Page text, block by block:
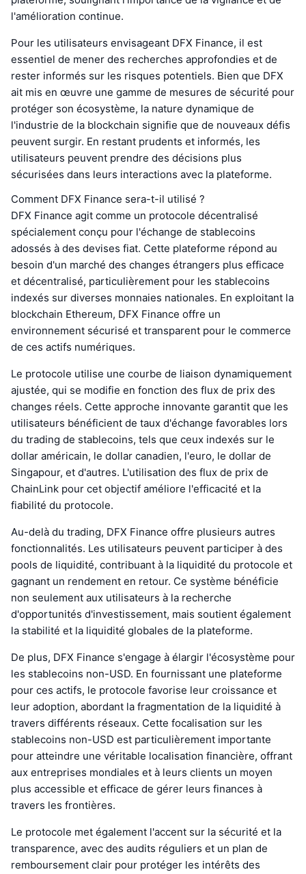
l'amélioration continue.
Pour les utilisateurs envisageant DFX Finance, il est
essentiel de mener des recherches approfondies et de
rester informés sur les risques potentiels. Bien que DFX
ait mis en œuvre une gamme de mesures de sécurité pour
protéger son écosystème, la nature dynamique de
l'industrie de la blockchain signifie que de nouveaux défis
peuvent surgir. En restant prudents et informés, les
utilisateurs peuvent prendre des décisions plus
sécurisées dans leurs interactions avec la plateforme.
Comment DFX Finance sera-t-il utilisé ?
DFX Finance agit comme un protocole décentralisé
spécialement conçu pour l'échange de stablecoins
adossés à des devises fiat. Cette plateforme répond au
besoin d'un marché des changes étrangers plus efficace
et décentralisé, particulièrement pour les stablecoins
indexés sur diverses monnaies nationales. En exploitant la
blockchain Ethereum, DFX Finance offre un
environnement sécurisé et transparent pour le commerce
de ces actifs numériques.
Le protocole utilise une courbe de liaison dynamiquement
ajustée, qui se modifie en fonction des flux de prix des
changes réels. Cette approche innovante garantit que les
utilisateurs bénéficient de taux d'échange favorables lors
du trading de stablecoins, tels que ceux indexés sur le
dollar américain, le dollar canadien, l'euro, le dollar de
Singapour, et d'autres. L'utilisation des flux de prix de
ChainLink pour cet objectif améliore l'efficacité et la
fiabilité du protocole.
Au-delà du trading, DFX Finance offre plusieurs autres
fonctionnalités. Les utilisateurs peuvent participer à des
pools de liquidité, contribuant à la liquidité du protocole et
gagnant un rendement en retour. Ce système bénéficie
non seulement aux utilisateurs à la recherche
d'opportunités d'investissement, mais soutient également
la stabilité et la liquidité globales de la plateforme.
De plus, DFX Finance s'engage à élargir l'écosystème pour
les stablecoins non-USD. En fournissant une plateforme
pour ces actifs, le protocole favorise leur croissance et
leur adoption, abordant la fragmentation de la liquidité à
travers différents réseaux. Cette focalisation sur les
stablecoins non-USD est particulièrement importante
pour atteindre une véritable localisation financière, offrant
aux entreprises mondiales et à leurs clients un moyen
plus accessible et efficace de gérer leurs finances à
travers les frontières.
Le protocole met également l'accent sur la sécurité et la
transparence, avec des audits réguliers et un plan de
remboursement clair pour protéger les intérêts des